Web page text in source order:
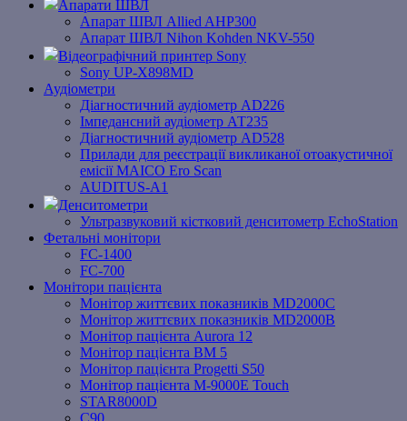
Апарати ШВЛ
Апарат ШВЛ Allied AHP300
Апарат ШВЛ Nihon Kohden NKV-550
Відеографічний принтер Sony
Sony UP-X898MD
Аудіометри
Діагностичний аудіометр AD226
Імпедансний аудіометр АТ235
Діагностичний аудіометр AD528
Прилади для реєстрації викликаної отоакустичної
емісії MAICO Ero Scan
AUDITUS-A1
Денситометри
Ультразвуковий кістковий денситометр EchoStation
Фетальні монітори
FC-1400
FC-700
Монітори пацієнта
Монітор життєвих показників MD2000С
Монітор життєвих показників MD2000В
Mонітоp пацієнта Aurora 12
Монітор пацієнта BM 5
Монітор пацієнта Progetti S50
Монітор пацієнта M-9000E Touch
STAR8000D